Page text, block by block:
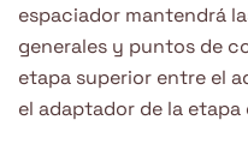
espaciador mantendrá
generales y puntos de
etapa superior entre el
el adaptador de la